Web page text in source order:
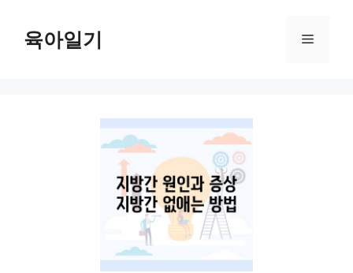
육아일기 메